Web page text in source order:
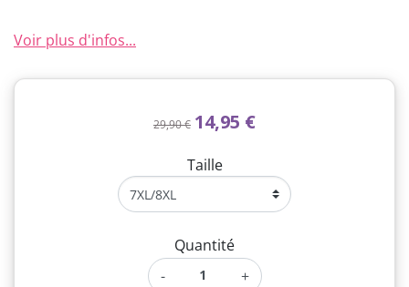
Voir plus d'infos...
29,90 € 14,95 €
Taille
Quantité
-
+